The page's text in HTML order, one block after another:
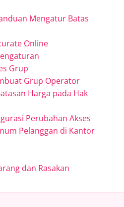
Mengatur Batas
Online
Grup
Grup Operator
Harga pada Hak
Perubahan Akses
Pelanggan di Kantor
dan Rasakan